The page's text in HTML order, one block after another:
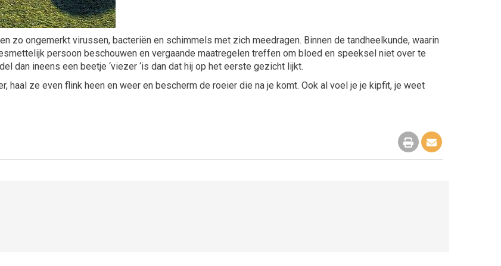
zo ongemerkt virussen, bacteriën en schimmels met zich meedragen. Binnen de tandheelkunde, waarin
persoon beschouwen en vergaande maatregelen treffen om bloed en speeksel niet over te
dan ineens een beetje ‘viezer ‘is dan dat hij op het eerste gezicht lijkt.
haal ze even flink heen en weer en bescherm de roeier die na je komt. Ook al voel je je kipfit, je weet